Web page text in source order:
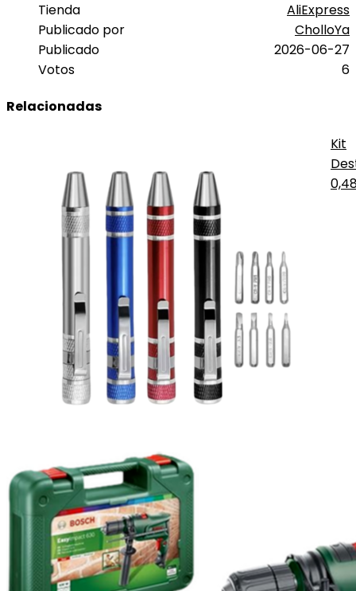
Tienda
AliExpress
Publicado por
CholloYa
Publicado
2026-06-27
Votos
6
Relacionadas
Kit